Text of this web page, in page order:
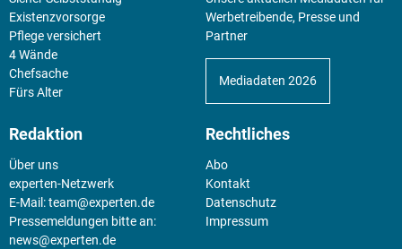
Existenz­vorsorge
Pflege versichert
4 Wände
Chefsache
Fürs Alter
Werbetreibende, Presse und
Partner
Mediadaten 2026
Redaktion
Über uns
experten-Netzwerk
E-Mail:team@experten.de
Pressemeldungen bitte an:
news@experten.de
Rechtliches
Abo
Kontakt
Datenschutz
Impressum